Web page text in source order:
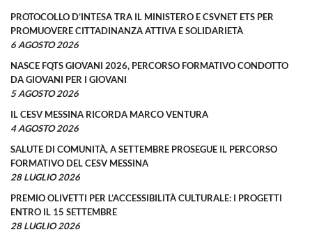
PROTOCOLLO D’INTESA TRA IL MINISTERO E CSVNET ETS PER
PROMUOVERE CITTADINANZA ATTIVA E SOLIDARIETÀ
6 AGOSTO 2026
NASCE FQTS GIOVANI 2026, PERCORSO FORMATIVO CONDOTTO
DA GIOVANI PER I GIOVANI
5 AGOSTO 2026
IL CESV MESSINA RICORDA MARCO VENTURA
4 AGOSTO 2026
SALUTE DI COMUNITÀ, A SETTEMBRE PROSEGUE IL PERCORSO
FORMATIVO DEL CESV MESSINA
28 LUGLIO 2026
PREMIO OLIVETTI PER L’ACCESSIBILITÀ CULTURALE: I PROGETTI
ENTRO IL 15 SETTEMBRE
28 LUGLIO 2026